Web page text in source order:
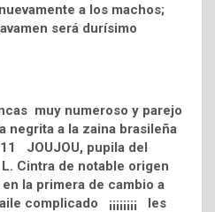
a los machos;
será durísimo
muy numeroso y parejo
negrita a la zaina brasileña
JOUJOU, pupila del
Cintra de notable origen
la primera de cambio a
complicado ¡¡¡¡¡¡¡¡ les